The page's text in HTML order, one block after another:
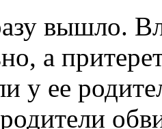
вышло.
а
у ее